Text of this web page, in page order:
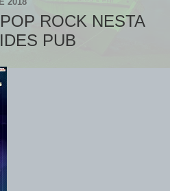
ROCK NESTA
PUB